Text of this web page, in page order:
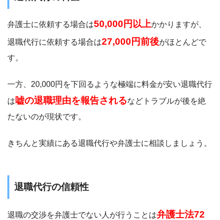
弁護士に依頼する場合は50,000円以上かかりますが、
退職代行に依頼する場合は27,000円前後がほとんどで
す。
一方、20,000円を下回るような極端に料金が安い退職代行
は嘘の退職理由を報告されるなどトラブルが後を絶
たないのが現状です。
きちんと実績にある退職代行や弁護士に相談しましょう。
退職代行の信頼性
退職の交渉を弁護士でない人が行うことは弁護士法72